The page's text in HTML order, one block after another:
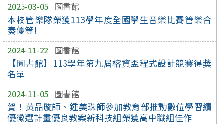
2025-03-05 圖書館
本校管樂隊榮獲113學年度全國學生音樂比賽管樂合
奏優等!
2024-11-22 圖書館
【圖書館】113學年第九屆榕資盃程式設計競賽得獎
名單
2024-11-05 圖書館
賀！黃品璇師、鍾美珠師參加教育部推動數位學習績
優徵選計畫優良教案新科技組榮獲高中職組佳作